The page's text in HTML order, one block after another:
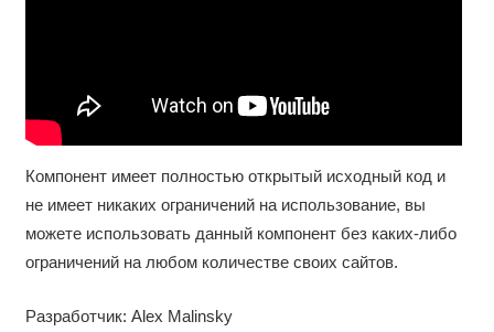
Компонент имеет полностью открытый исходный код и
не имеет никаких ограничений на использование, вы
можете использовать данный компонент без каких-либо
ограничений на любом количестве своих сайтов.
Разработчик: Alex Malinsky